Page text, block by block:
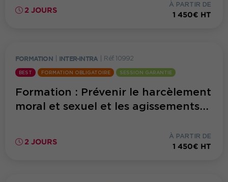
2 JOURS
À PARTIR DE
1 450€ HT
FORMATION INTER-INTRA Réf. 10992
BEST FORMATION OBLIGATOIRE SESSION GARANTIE
Formation : Prévenir le harcèlement
moral et sexuel et les agissements...
2 JOURS
À PARTIR DE
1 450€ HT